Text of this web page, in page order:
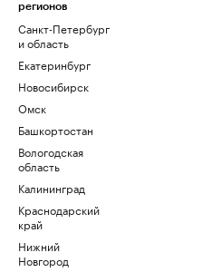
регионов
Санкт-Петербург
и область
Екатеринбург
Новосибирск
Омск
Башкортостан
Вологодская
область
Калининград
Краснодарский
край
Нижний
Новгород